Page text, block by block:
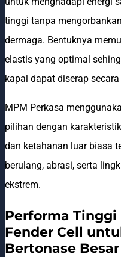
tinggi tanpa
dermaga. Bentuknya
elastis yang optimal
kapal dapat diserap
MPM Perkasa
pilihan dengan
dan ketahanan luar biasa
berulang, abrasi, serta
ekstrem.
Performa Tinggi
Fender Cell
Bertonase Besar